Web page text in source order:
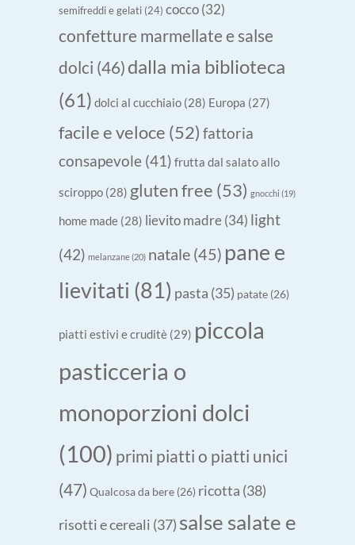
semifreddi e gelati (24) cocco (32)
confetture marmellate e salse
dolci (46) dalla mia biblioteca
(61) dolci al cucchiaio (28) Europa (27)
facile e veloce (52) fattoria
consapevole (41) frutta dal salato allo
sciroppo (28) gluten free (53) gnocchi (19)
home made (28) lievito madre(34) light
(42) melanzane(20) natale (45) pane e
lievitati (81) pasta (35) patate (26)
piatti estivi e cruditè (29) piccola
pasticceria o
monoporzioni dolci
(100) primi piatti o piatti unici
(47) Qualcosa da bere (26) ricotta (38)
risotti e cereali (37) salse salate e